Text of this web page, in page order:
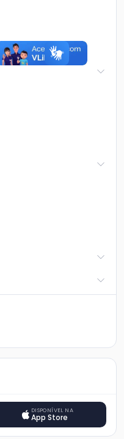
DISPONÍVEL NA
App Store